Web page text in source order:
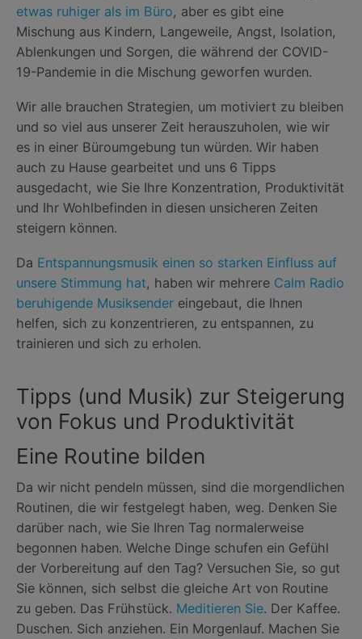
etwas ruhiger als im Büro, aber es gibt eine
Mischung aus Kindern, Langeweile, Angst, Isolation,
Ablenkungen und Sorgen, die während der COVID-
19-Pandemie in die Mischung geworfen wurden.
Wir alle brauchen Strategien, um motiviert zu bleiben
und so viel aus unserer Zeit herauszuholen, wie wir
es in einer Büroumgebung tun würden. Wir haben
auch zu Hause gearbeitet und uns 6 Tipps
ausgedacht, wie Sie Ihre Konzentration, Produktivität
und Ihr Wohlbefinden in diesen unsicheren Zeiten
steigern können.
Da Entspannungsmusik einen so starken Einfluss auf
unsere Stimmung hat, haben wir mehrere Calm Radio
beruhigende Musiksender eingebaut, die Ihnen
helfen, sich zu konzentrieren, zu entspannen, zu
trainieren und sich zu erholen.
Tipps (und Musik) zur Steigerung
von Fokus und Produktivität
Eine Routine bilden
Da wir nicht pendeln müssen, sind die morgendlichen
Routinen, die wir festgelegt haben, weg. Denken Sie
darüber nach, wie Sie Ihren Tag normalerweise
begonnen haben. Welche Dinge schufen ein Gefühl
der Vorbereitung auf den Tag? Versuchen Sie, so gut
Sie können, sich selbst die gleiche Art von Routine
zu geben. Das Frühstück. Meditieren Sie. Der Kaffee.
Duschen. Sich anziehen. Ein Morgenlauf. Machen Sie